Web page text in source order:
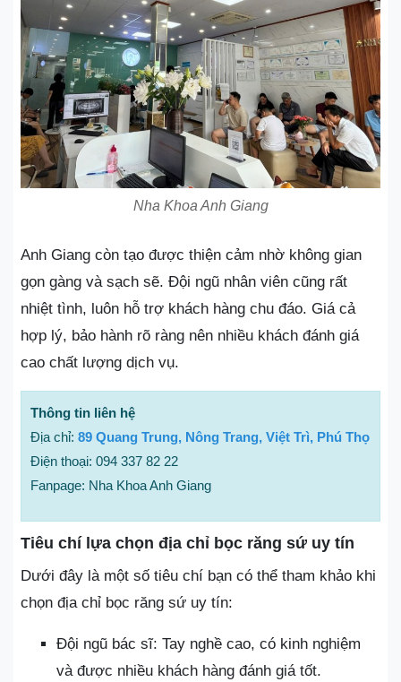
Nha Khoa Anh Giang
Anh Giang còn tạo được thiện cảm nhờ không gian
gọn gàng và sạch sẽ. Đội ngũ nhân viên cũng rất
nhiệt tình, luôn hỗ trợ khách hàng chu đáo. Giá cả
hợp lý, bảo hành rõ ràng nên nhiều khách đánh giá
cao chất lượng dịch vụ.
Thông tin liên hệ
Địa chỉ: 89 Quang Trung, Nông Trang, Việt Trì, Phú Thọ
Điện thoại: 094 337 82 22
Fanpage: Nha Khoa Anh Giang
Tiêu chí lựa chọn địa chỉ bọc răng sứ uy tín
Dưới đây là một số tiêu chí bạn có thể tham khảo khi
chọn địa chỉ bọc răng sứ uy tín:
Đội ngũ bác sĩ: Tay nghề cao, có kinh nghiệm
và được nhiều khách hàng đánh giá tốt.